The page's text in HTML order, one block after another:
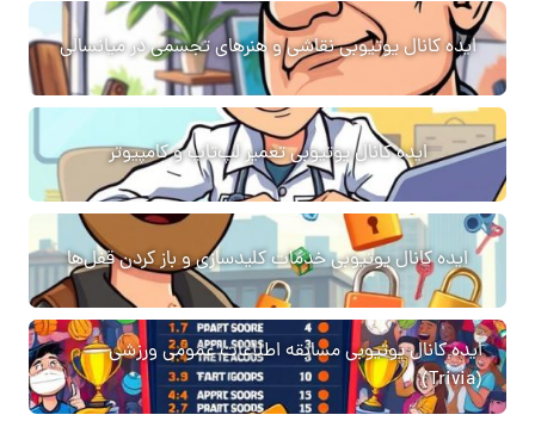
ایده کانال یوتیوبی نقاشی و هنرهای تجسمی در میانسالی
ایده کانال یوتیوبی تعمیر لپ‌تاپ و کامپیوتر
ایده کانال یوتیوبی خدمات کلیدسازی و باز کردن قفل‌ها
ایده کانال یوتیوبی مسابقه اطلاعات عمومی ورزشی
(Trivia)